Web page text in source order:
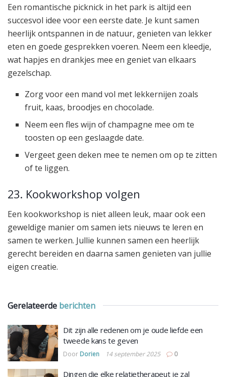
Een romantische picknick in het park is altijd een
succesvol idee voor een eerste date. Je kunt samen
heerlijk ontspannen in de natuur, genieten van lekker
eten en goede gesprekken voeren. Neem een kleedje,
wat hapjes en drankjes mee en geniet van elkaars
gezelschap.
Zorg voor een mand vol met lekkernijen zoals
fruit, kaas, broodjes en chocolade.
Neem een fles wijn of champagne mee om te
toosten op een geslaagde date.
Vergeet geen deken mee te nemen om op te zitten
of te liggen.
23. Kookworkshop volgen
Een kookworkshop is niet alleen leuk, maar ook een
geweldige manier om samen iets nieuws te leren en
samen te werken. Jullie kunnen samen een heerlijk
gerecht bereiden en daarna samen genieten van jullie
eigen creatie.
Gerelateerde berichten
Dit zijn alle redenen om je oude liefde een
tweede kans te geven
Door Dorien 14 september 2025 0
Dingen die elke relatietherapeut je zal